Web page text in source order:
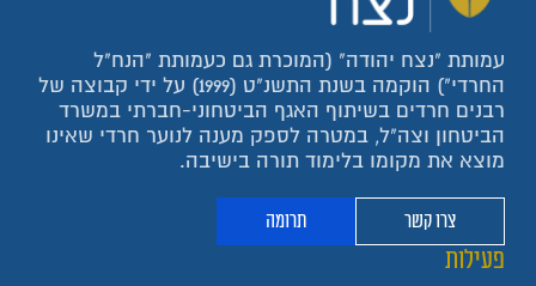
עמותת "נצח יהודה" (המוכרת גם כעמותת "הנח"ל
החרדי") הוקמה בשנת התשנ"ט (1999) על ידי קבוצה של
רבנים חרדים בשיתוף האגף הביטחוני-חברתי במשרד
הביטחון וצה"ל, במטרה לספק מענה לנוער חרדי שאינו
מוצא את מקומו בלימוד תורה בישיבה.
צרו קשר תרומה
פעילות